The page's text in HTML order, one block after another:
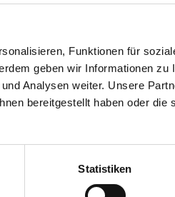
Funktionen für
geben wir Informationen zu
Analysen weiter. Unsere
bereitgestellt haben oder die
Statistiken